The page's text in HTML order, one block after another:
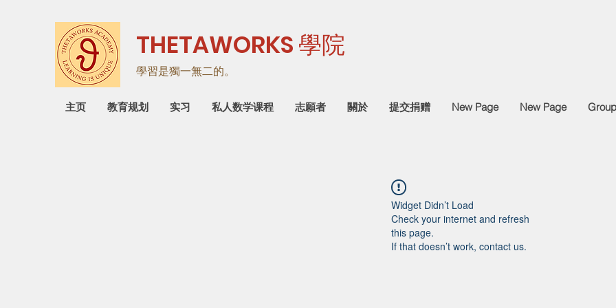
THETAWORKS 學院
學習是獨一無二的。
主页 教育规划 实习 私人数学课程 志願者 關於 提交捐赠 New Page New Page
Widget Didn’t Load
Check your internet and refresh
this page.
If that doesn’t work, contact us.